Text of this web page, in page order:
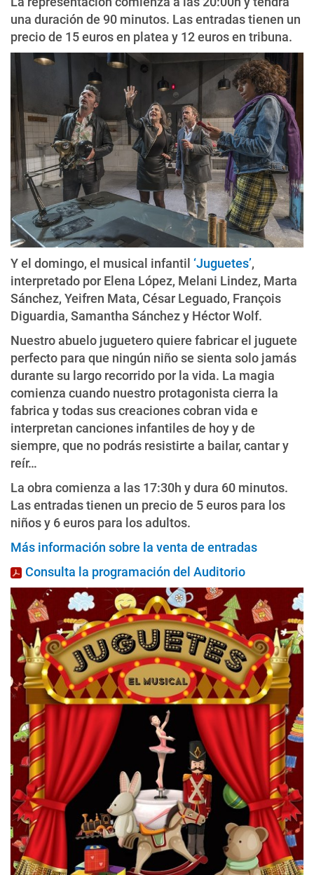
una duración de 90 minutos. Las entradas tienen un
precio de 15 euros en platea y 12 euros en tribuna.
Y el domingo, el musical infantil ‘Juguetes’,
interpretado por Elena López, Melani Lindez, Marta
Sánchez, Yeifren Mata, César Leguado, François
Diguardia, Samantha Sánchez y Héctor Wolf.
Nuestro abuelo juguetero quiere fabricar el juguete
perfecto para que ningún niño se sienta solo jamás
durante su largo recorrido por la vida. La magia
comienza cuando nuestro protagonista cierra la
fabrica y todas sus creaciones cobran vida e
interpretan canciones infantiles de hoy y de
siempre, que no podrás resistirte a bailar, cantar y
reír…
La obra comienza a las 17:30h y dura 60 minutos.
Las entradas tienen un precio de 5 euros para los
niños y 6 euros para los adultos.
Más información sobre la venta de entradas
Consulta la programación del Auditorio